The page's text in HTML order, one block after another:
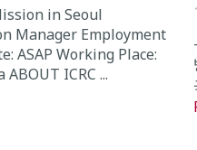
in Seoul
Manager Employment
ASAP Working Place:
ICRC ...